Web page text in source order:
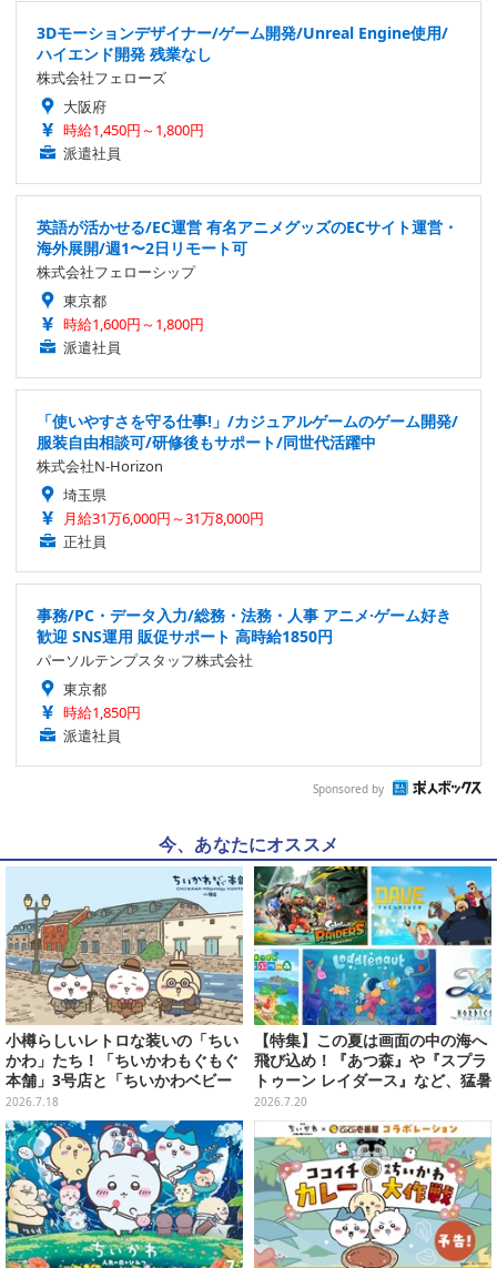
3Dモーションデザイナー/ゲーム開発/Unreal Engine使用/
ハイエンド開発 残業なし
株式会社フェローズ
大阪府
時給1,450円～1,800円
派遣社員
英語が活かせる/EC運営 有名アニメグッズのECサイト運営・
海外展開/週1〜2日リモート可
株式会社フェローシップ
東京都
時給1,600円～1,800円
派遣社員
「使いやすさを守る仕事!」/カジュアルゲームのゲーム開発/
服装自由相談可/研修後もサポート/同世代活躍中
株式会社N-Horizon
埼玉県
月給31万6,000円～31万8,000円
正社員
事務/PC・データ入力/総務・法務・人事 アニメ·ゲーム好き
歓迎 SNS運用 販促サポート 高時給1850円
パーソルテンプスタッフ株式会社
東京都
時給1,850円
派遣社員
Sponsored by
今、あなたにオススメ
小樽らしいレトロな装いの「ちい
かわ」たち！「ちいかわもぐもぐ
本舗」3号店と「ちいかわベビー
カステラ」がいよいよオープン
2026.7.18
【特集】この夏は画面の中の海へ
飛び込め！『あつ森』や『スプラ
トゥーン レイダース』など、猛暑
を忘れて遊びたい“海ゲー”おすす
め5選
2026.7.20